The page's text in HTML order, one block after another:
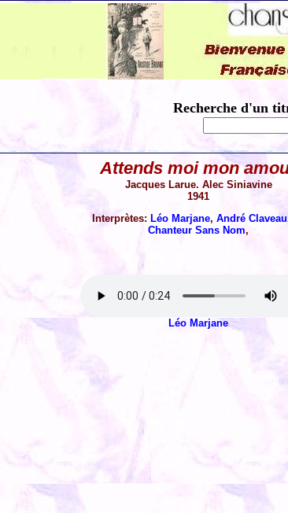
Recherche d'un
Attends moi mon
Jacques Larue. Alec Siniavine
1941
Interprètes: Léo Marjane, André Claveau
Chanteur Sans Nom,
Léo Marjane